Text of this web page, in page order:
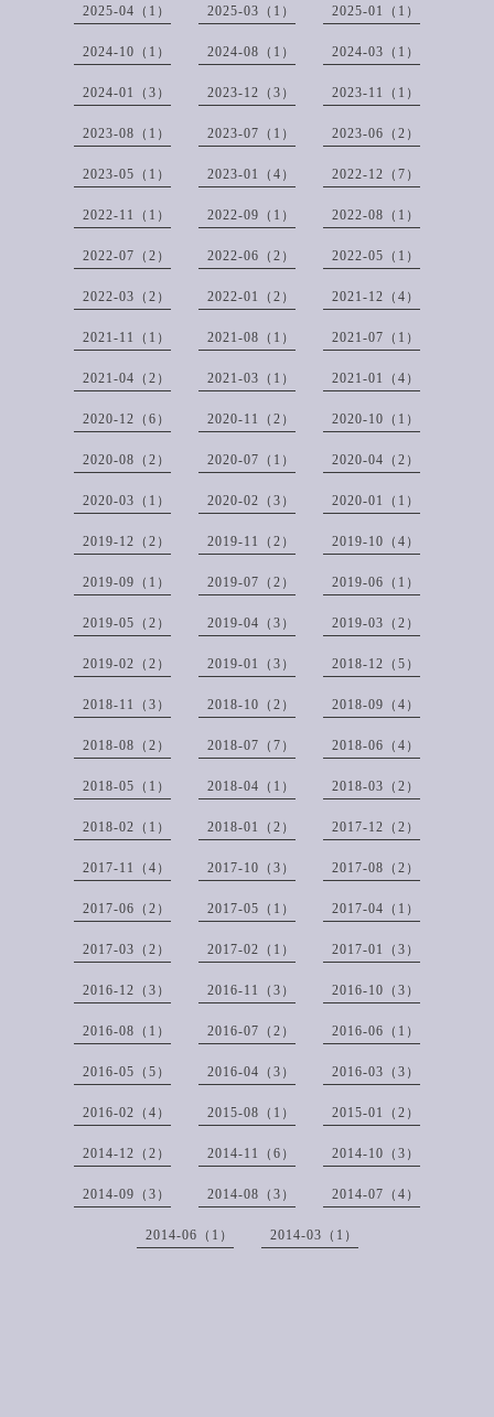
2025-04（1） 2025-03（1） 2025-01（1）
2024-10（1） 2024-08（1） 2024-03（1）
2024-01（3） 2023-12（3） 2023-11（1）
2023-08（1） 2023-07（1） 2023-06（2）
2023-05（1） 2023-01（4） 2022-12（7）
2022-11（1） 2022-09（1） 2022-08（1）
2022-07（2） 2022-06（2） 2022-05（1）
2022-03（2） 2022-01（2） 2021-12（4）
2021-11（1） 2021-08（1） 2021-07（1）
2021-04（2） 2021-03（1） 2021-01（4）
2020-12（6） 2020-11（2） 2020-10（1）
2020-08（2） 2020-07（1） 2020-04（2）
2020-03（1） 2020-02（3） 2020-01（1）
2019-12（2） 2019-11（2） 2019-10（4）
2019-09（1） 2019-07（2） 2019-06（1）
2019-05（2） 2019-04（3） 2019-03（2）
2019-02（2） 2019-01（3） 2018-12（5）
2018-11（3） 2018-10（2） 2018-09（4）
2018-08（2） 2018-07（7） 2018-06（4）
2018-05（1） 2018-04（1） 2018-03（2）
2018-02（1） 2018-01（2） 2017-12（2）
2017-11（4） 2017-10（3） 2017-08（2）
2017-06（2） 2017-05（1） 2017-04（1）
2017-03（2） 2017-02（1） 2017-01（3）
2016-12（3） 2016-11（3） 2016-10（3）
2016-08（1） 2016-07（2） 2016-06（1）
2016-05（5） 2016-04（3） 2016-03（3）
2016-02（4） 2015-08（1） 2015-01（2）
2014-12（2） 2014-11（6） 2014-10（3）
2014-09（3） 2014-08（3） 2014-07（4）
2014-06（1） 2014-03（1）